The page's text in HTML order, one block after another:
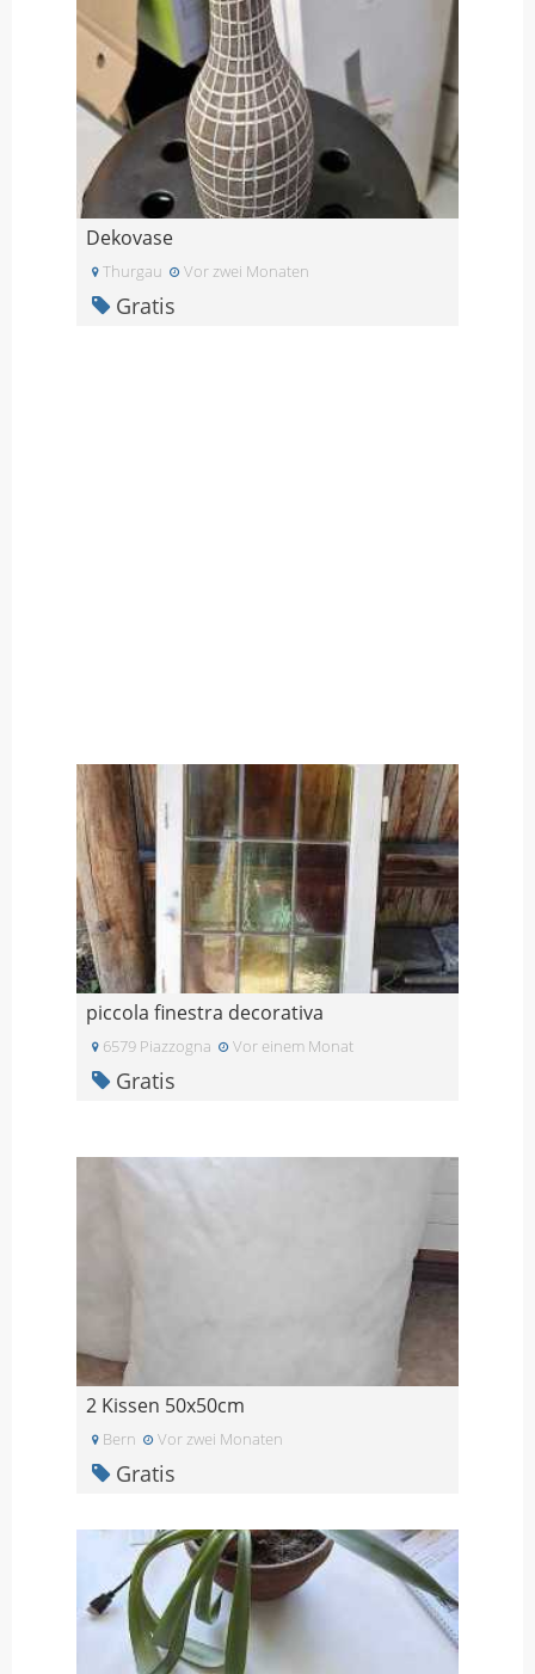
Dekovase
Thurgau Vor zwei Monaten
Gratis
piccola finestra decorativa
6579 Piazzogna Vor einem Monat
Gratis
2 Kissen 50x50cm
Bern Vor zwei Monaten
Gratis